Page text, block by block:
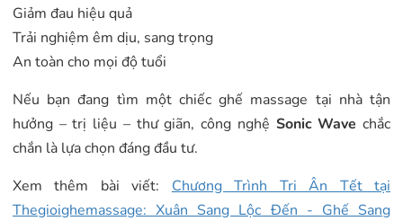
Giảm đau hiệu quả
Trải nghiệm êm dịu, sang trọng
An toàn cho mọi độ tuổi
Nếu bạn đang tìm một chiếc ghế massage tại nhà tận
hưởng – trị liệu – thư giãn, công nghệ Sonic Wave chắc
chắn là lựa chọn đáng đầu tư.
Xem thêm bài viết: Chương Trình Tri Ân Tết tại
Thegioighemassage: Xuân Sang Lộc Đến - Ghế Sang